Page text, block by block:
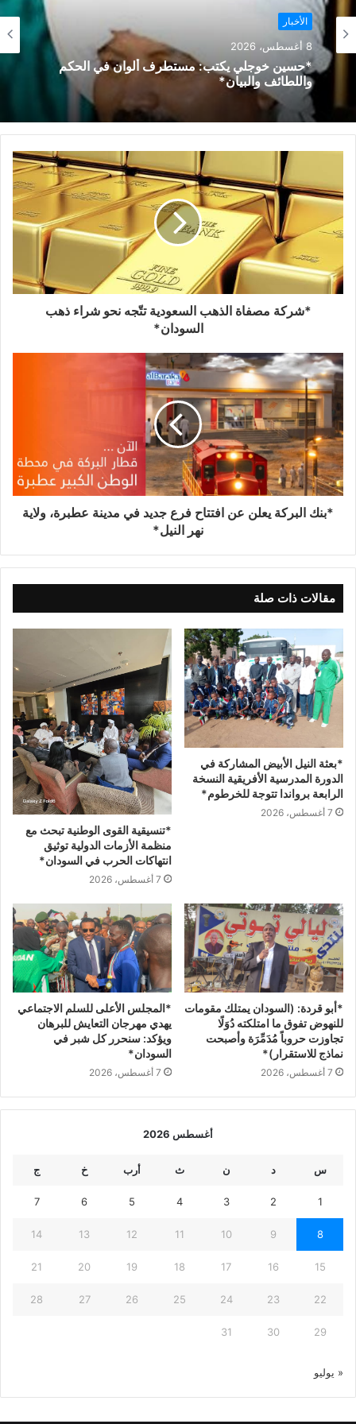
الأخبار
8 أغسطس، 2026
*حسين خوجلي يكتب: مستطرف ألوان في الحكم
واللطائف والبيان*
*شركة مصفاة الذهب السعودية تتّجه نحو شراء ذهب
السودان*
*بنك البركة يعلن عن افتتاح فرع جديد في مدينة عطبرة، ولاية
نهر النيل*
مقالات ذات صلة
*بعثة النيل الأبيض المشاركة في
الدورة المدرسية الأفريقية النسخة
الرابعة برواندا تتوجة للخرطوم*
7 أغسطس، 2026
*تنسيقية القوى الوطنية تبحث مع
منظمة الأزمات الدولية توثيق
انتهاكات الحرب في السودان*
7 أغسطس، 2026
*أبو قردة: (السودان يمتلك مقومات
للنهوض تفوق ما امتلكته دُوَلًا
تجاوزت حروباً مُدَمِّرَة وأصبحت
نماذج للاستقرار)*
7 أغسطس، 2026
*المجلس الأعلى للسلم الاجتماعي
يهدي مهرجان التعايش للبرهان
ويؤكد: سنحرر كل شبر في
السودان*
7 أغسطس، 2026
أغسطس 2026
س د ن ث أرب خ ج
1
2
3
4
5
6
7
8
9
10
11
12
13
14
15
16
17
18
19
20
21
22
23
24
25
26
27
28
29
30
31
« يوليو